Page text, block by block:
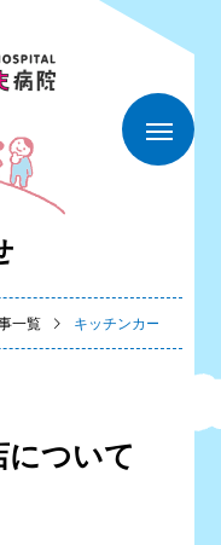
一覧 キッチンカーの出店
について